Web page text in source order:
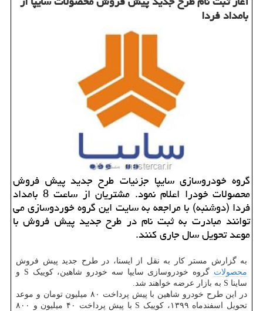
بامداد فردا
گروه خودروسازی سایپا جزئیات طرح جدید پیش فروش
محصولات خودرا اعلام نمود. مشتریان از ساعت 8 بامداد
فردا (دوشنبه) با مراجعه به سایت این گروه خوردوسازی می
توانند مبادرت به ثبت نام در طرح جدید پیش فروش با
موعد تحویل سال جاری كنند.
به گزارش مستر کار به نقل از ایسنا، در طرح جدید پیش فروش
محصولات
گروه خودروسازی سایپا سه خودرو شاهین، کوییک S و
ساینا S به بازار عرضه خواهند شد.
در این طرح خودرو شاهین با پیش پرداخت ۸۰ میلیون تومان و موعد
تحویل اسفندماه ۱۳۹۹، کوییک S با پیش پرداخت ۴۰ میلیون و ۸۰۰